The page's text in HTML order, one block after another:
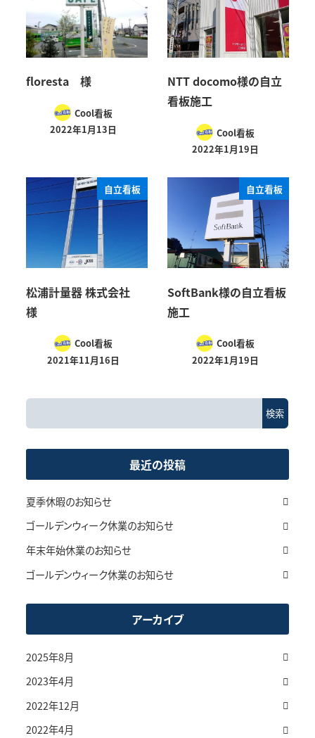
floresta 様
Cool看板
2022年1月13日
NTT docomo様の自立
看板施工
Cool看板
2022年1月19日
自立看板
松浦計量器 株式会社
様
Cool看板
2021年11月16日
自立看板
SoftBank様の自立看板
施工
Cool看板
2022年1月19日
検
索
検索
最近の投稿
夏季休暇のお知らせ
ゴールデンウィーク休業のお知らせ
年末年始休業のお知らせ
ゴールデンウィーク休業のお知らせ
アーカイブ
2025年8月
2023年4月
2022年12月
2022年4月